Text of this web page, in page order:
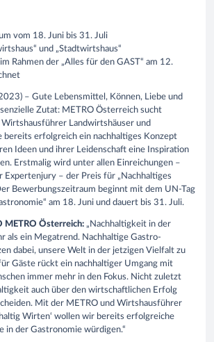
vom 18. Juni bis 31. Juli
und „Stadtwirtshaus“
Rahmen der „Alles für den GAST“ am 12.
– Gute Lebensmittel, Können, Liebe und
Zutat: METRO Österreich sucht
Landwirtshäuser und
bereits erfolgreich ein nachhaltiges Konzept
Ideen und ihrer Leidenschaft eine Inspiration
Erstmalig wird unter allen Einreichungen –
Expertenjury – der Preis für „Nachhaltiges
Bewerbungszeitraum beginnt mit dem UN-Tag
am 18. Juni und dauert bis 31. Juli.
METRO Österreich: „Nachhaltigkeit in der
als ein Megatrend. Nachhaltige Gastro-
dabei, unsere Welt in der jetzigen Vielfalt zu
Gäste rückt ein nachhaltiger Umgang mit
immer mehr in den Fokus. Nicht zuletzt
auch über den wirtschaftlichen Erfolg
Mit der METRO und Wirtshausführer
Wirten‘ wollen wir bereits erfolgreiche
in der Gastronomie würdigen.“